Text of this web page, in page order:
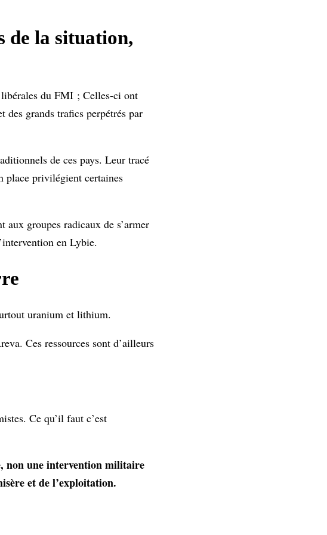
de la situation,
libérales du FMI ; Celles-ci ont
des grands trafics perpétrés par
de ces pays. Leur tracé
place privilégient certaines
groupes radicaux de s’armer
en Lybie.
uranium et lithium.
Ces ressources sont d’ailleurs
Ce qu’il faut c’est
non une intervention militaire
et de l’exploitation.